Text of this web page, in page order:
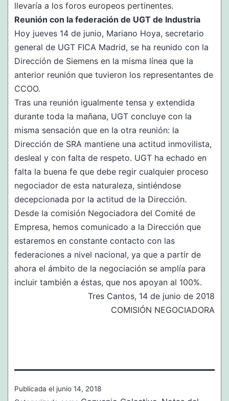
llevaría a los foros europeos pertinentes.
Reunión con la federación de UGT de Industria
Hoy jueves 14 de junio, Mariano Hoya, secretario
general de UGT FICA Madrid, se ha reunido con la
Dirección de Siemens en la misma línea que la
anterior reunión que tuvieron los representantes de
CCOO.
Tras una reunión igualmente tensa y extendida
durante toda la mañana, UGT concluye con la
misma sensación que en la otra reunión: la
Dirección de SRA mantiene una actitud inmovilista,
desleal y con falta de respeto. UGT ha echado en
falta la buena fe que debe regir cualquier proceso
negociador de esta naturaleza, sintiéndose
decepcionada por la actitud de la Dirección.
Desde la comisión Negociadora del Comité de
Empresa, hemos comunicado a la Dirección que
estaremos en constante contacto con las
federaciones a nivel nacional, ya que a partir de
ahora el ámbito de la negociación se amplía para
incluir también a éstas, que nos apoyan al 100%.
Tres Cantos, 14 de junio de 2018
COMISIÓN NEGOCIADORA
Publicada el junio 14, 2018